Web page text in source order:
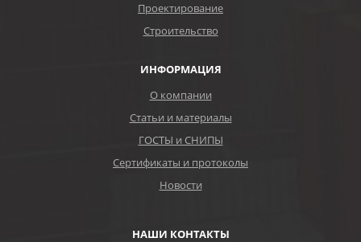
Проектирование
Строительство
ИНФОРМАЦИЯ
О компании
Статьи и материалы
ГОСТЫ и СНИПЫ
Сертификаты и протоколы
Новости
НАШИ КОНТАКТЫ